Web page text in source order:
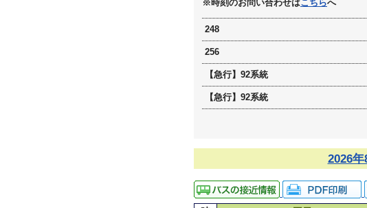
※時刻のお問い合わせはこちらへ
248
256
【急行】92系統
【急行】92系統
2026